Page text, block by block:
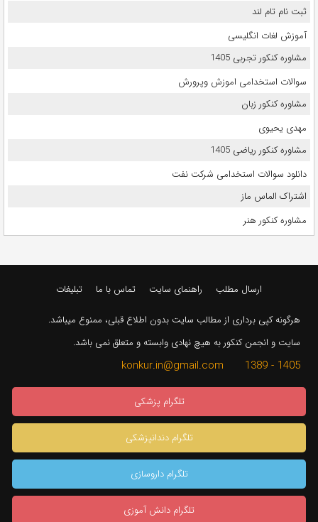
ثبت نام تام لند
آموزش لغات انگلیسی
مشاوره کنکور تجربی 1405
سوالات استخدامی اموزش وپرورش
مشاوره کنکور زبان
مهدی یحیوی
مشاوره کنکور ریاضی 1405
دانلود سوالات استخدامی شرکت نفت
اشتراک الماس ماز
مشاوره کنکور هنر
ارسال مطلب راهنمای سایت تماس با ما تبلیغات
هرگونه کپی برداری از مطالب سایت بدون اطلاع قبلی، ممنوع میباشد.
سایت و انجمن کنکور به هیچ نهادی وابسته و متعلق نمی باشد.
1405 - 1389 konkur.in@gmail.com
تلگرام پزشکی
تلگرام دندانپزشکی
تلگرام داروسازی
تلگرام دانش آموزی